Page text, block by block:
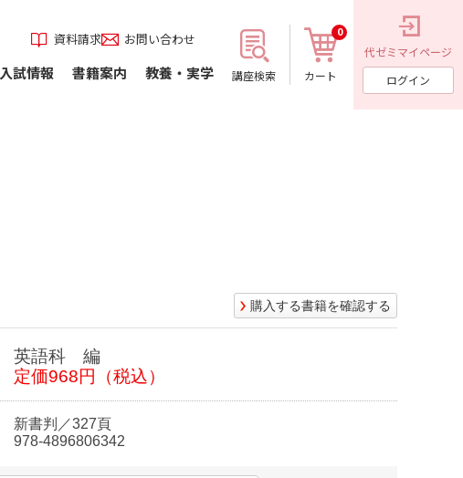
資料請求 お問い合わせ
入試情報 書籍案内 教養・実学 講座検索 カート
0
代ゼミマイページ
ログイン
購入する書籍を確認する
英語科 編
定価968円（税込）
新書判／327頁
978-4896806342